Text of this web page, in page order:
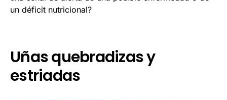
un déficit nutricional?
Uñas quebradizas y
estriadas